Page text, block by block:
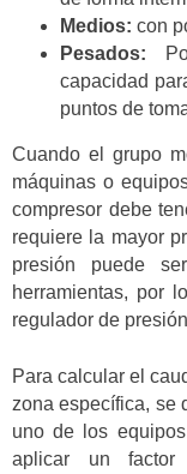
Medios: con
Pesados:
capacidad
puntos de
Cuando el grupo
máquinas o
compresor debe
requiere la mayor
presión puede
herramientas, por
regulador de
Para calcular el
zona específica, se
uno de los
aplicar un factor